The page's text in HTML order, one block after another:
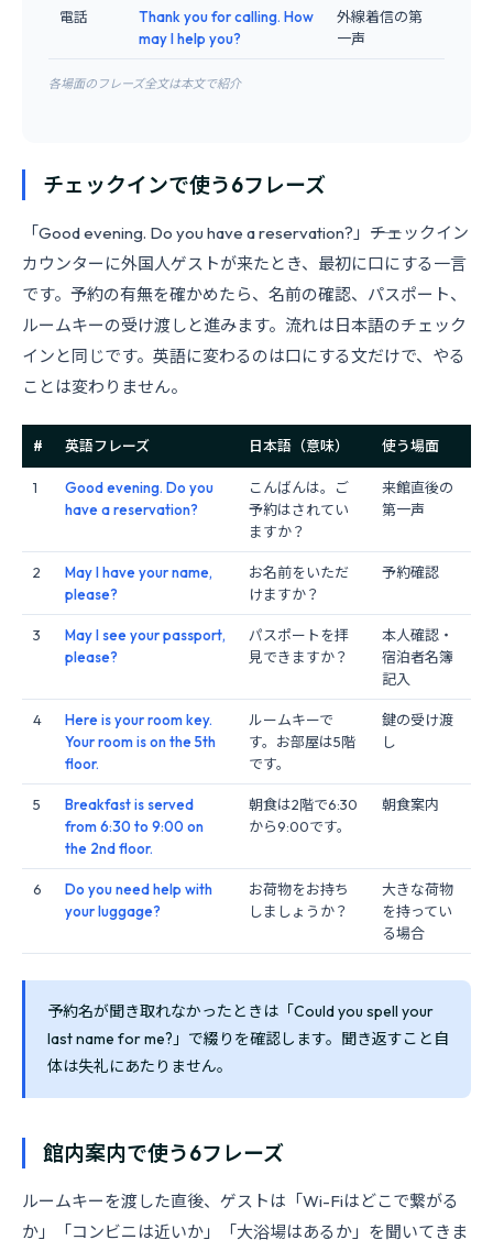
電話
Thank you for calling. How
may I help you?
外線着信の第
一声
各場面のフレーズ全文は本文で紹介
チェックインで使う6フレーズ
「Good evening. Do you have a reservation?」――チェックイン
カウンターに外国人ゲストが来たとき、最初に口にする一言
です。予約の有無を確かめたら、名前の確認、パスポート、
ルームキーの受け渡しと進みます。流れは日本語のチェック
インと同じです。英語に変わるのは口にする文だけで、やる
ことは変わりません。
# 英語フレーズ 日本語（意味） 使う場面
1
Good evening. Do you
have a reservation?
こんばんは。ご
予約はされてい
ますか？
来館直後の
第一声
2
May I have your name,
please?
お名前をいただ
けますか？
予約確認
3
May I see your passport,
please?
パスポートを拝
見できますか？
本人確認・
宿泊者名簿
記入
4
Here is your room key.
Your room is on the 5th
floor.
ルームキーで
す。お部屋は5階
です。
鍵の受け渡
し
5
Breakfast is served
from 6:30 to 9:00 on
the 2nd floor.
朝食は2階で6:30
から9:00です。
朝食案内
6
Do you need help with
your luggage?
お荷物をお持ち
しましょうか？
大きな荷物
を持ってい
る場合
予約名が聞き取れなかったときは「Could you spell your
last name for me?」で綴りを確認します。聞き返すこと自
体は失礼にあたりません。
館内案内で使う6フレーズ
ルームキーを渡した直後、ゲストは「Wi-Fiはどこで繋がる
か」「コンビニは近いか」「大浴場はあるか」を聞いてきま